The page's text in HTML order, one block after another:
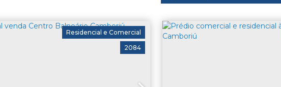
2084
Residencial e Comercial